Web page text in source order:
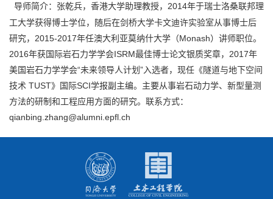
导师简介：张乾兵，香港大学助理教授，2014年于瑞士洛桑联邦理
工大学获得博士学位，随后在剑桥大学卡文迪许实验室从事博士后
研究，2015-2017年任澳大利亚莫纳什大学（Monash）讲师职位。
2016年获国际岩石力学学会ISRM最佳博士论文银质奖章，2017年
美国岩石力学学会“未来领导人计划”入选者，现任《隧道与地下空间
技术 TUST》国际SCI学报副主编。主要从事岩石动力学、新型量测
方法的研制和工程应用方面的研究。联系方式：
qianbing.zhang@alumni.epfl.ch